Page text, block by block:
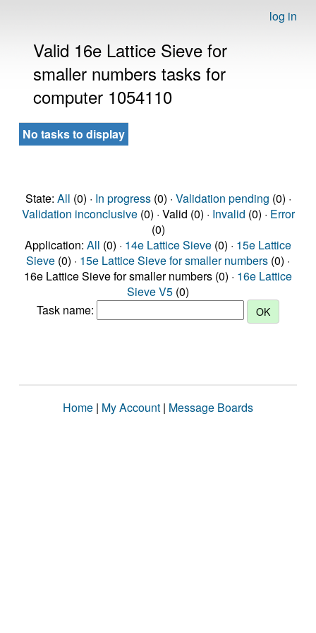
log in
Valid 16e Lattice Sieve for
smaller numbers tasks for
computer 1054110
No tasks to display
State: All (0) · In progress(0) · Validation pending (0) ·
Validation inconclusive(0) · Valid (0) · Invalid (0) · Error
(0)
Application: All (0) · 14e Lattice Sieve (0) · 15e Lattice
Sieve (0) · 15e Lattice Sieve for smaller numbers (0) ·
16e Lattice Sieve for smaller numbers (0) · 16e Lattice
Sieve V5 (0)
Task name:
Home | My Account | Message Boards